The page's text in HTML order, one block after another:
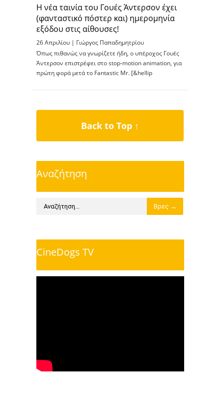
Η νέα ταινία του Γουές Άντερσον έχει
(φανταστικό πόστερ και) ημερομηνία
εξόδου στις αίθουσες!
26 Απριλίου | Γιώργος Παπαδημητρίου
Όπως πιθανώς να γνωρίζετε ήδη, ο υπέροχος Γουές
Άντερσον επιστρέφει στο stop-motion animation, για
πρώτη φορά μετά το Fantastic Mr. [&hellip
Back to Top ↑
Αναζήτηση
CineDogs TV